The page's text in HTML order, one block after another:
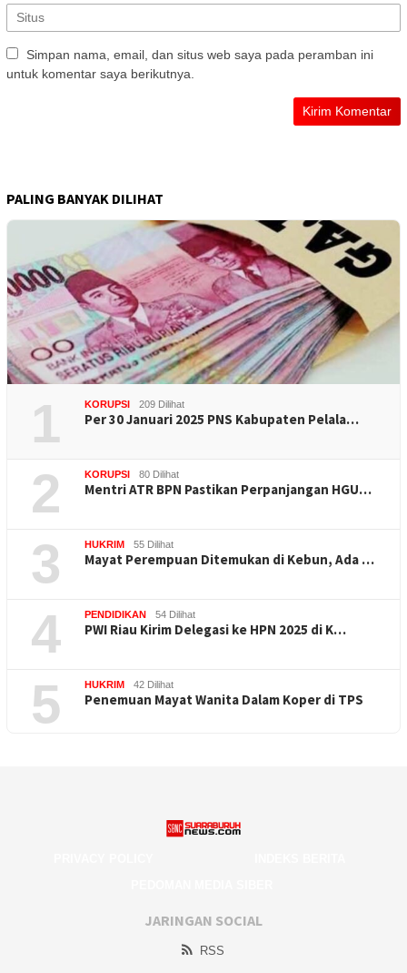
Simpan nama, email, dan situs web saya pada peramban ini
untuk komentar saya berikutnya.
PALING BANYAK DILIHAT
1 KORUPSI 209 Dilihat
Per 30 Januari 2025 PNS Kabupaten Pelala…
2 KORUPSI 80 Dilihat
Mentri ATR BPN Pastikan Perpanjangan HGU…
3 HUKRIM 55 Dilihat
Mayat Perempuan Ditemukan di Kebun, Ada …
4 PENDIDIKAN 54 Dilihat
PWI Riau Kirim Delegasi ke HPN 2025 di K…
5 HUKRIM 42 Dilihat
Penemuan Mayat Wanita Dalam Koper di TPS
JARINGAN SOCIAL
RSS